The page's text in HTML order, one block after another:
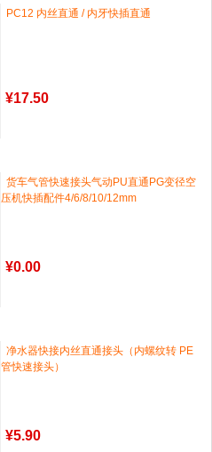
PC12 内丝直通 / 内牙快插直通
¥17.50
货车气管快速接头气动PU直通PG变径空
压机快插配件4/6/8/10/12mm
¥0.00
净水器快接内丝直通接头（内螺纹转 PE
管快速接头）
¥5.90